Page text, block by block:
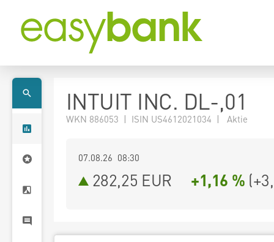
INTUIT INC. DL-,01
WKN 886053 | ISIN US4612021034 | Aktie
07.08.26 08:30
282,25 EUR +1,16 % (